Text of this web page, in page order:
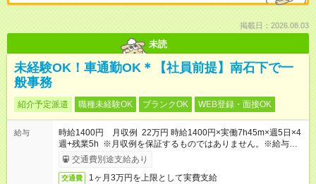
掲載日：2026.08.03
未読
未経験OK！車通勤OK＊【社員前提】南石下で一
般事務
紹介予定派遣 職種未経験OK ブランクOK WEB登録・面接OK
給与
時給1400円 月収例 22万円 時給1400円×実働7h45m×週5日×4
週+残業5h ※月収例を保証するものではありません。※給与即受
取りサービス利用可（利用条件有）
交通費別途支給あり
交通費 1ヶ月3万円を上限として実費支給